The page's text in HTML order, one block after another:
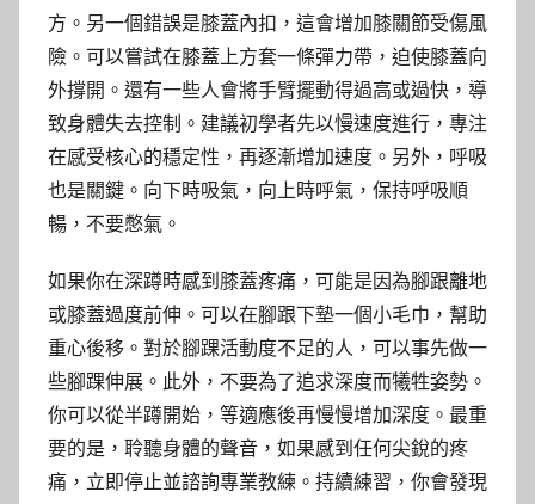
方。另一個錯誤是膝蓋內扣，這會增加膝關節受傷風
險。可以嘗試在膝蓋上方套一條彈力帶，迫使膝蓋向
外撐開。還有一些人會將手臂擺動得過高或過快，導
致身體失去控制。建議初學者先以慢速度進行，專注
在感受核心的穩定性，再逐漸增加速度。另外，呼吸
也是關鍵。向下時吸氣，向上時呼氣，保持呼吸順
暢，不要憋氣。
如果你在深蹲時感到膝蓋疼痛，可能是因為腳跟離地
或膝蓋過度前伸。可以在腳跟下墊一個小毛巾，幫助
重心後移。對於腳踝活動度不足的人，可以事先做一
些腳踝伸展。此外，不要為了追求深度而犧牲姿勢。
你可以從半蹲開始，等適應後再慢慢增加深度。最重
要的是，聆聽身體的聲音，如果感到任何尖銳的疼
痛，立即停止並諮詢專業教練。持續練習，你會發現